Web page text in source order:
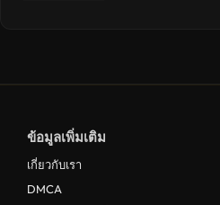
ข้อมูลเพิ่มเติม
เกี่ยวกับเรา
DMCA